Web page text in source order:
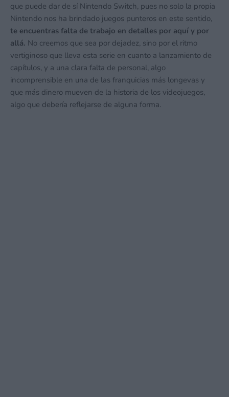
que puede dar de sí Nintendo Switch, pues no solo la propia
Nintendo nos ha brindado juegos punteros en este sentido,
te encuentras falta de trabajo en detalles por aquí y por
allá. No creemos que sea por dejadez, sino por el ritmo
vertiginoso que lleva esta serie en cuanto a lanzamiento de
capítulos, y a una clara falta de personal, algo
incomprensible en una de las franquicias más longevas y
que más dinero mueven de la historia de los videojuegos,
algo que debería reflejarse de alguna forma.